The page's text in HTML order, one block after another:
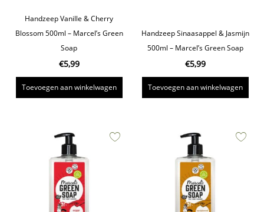
Handzeep Vanille & Cherry
Blossom 500ml – Marcel’s Green
Soap
€5,99
Toevoegen aan winkelwagen
Handzeep Sinaasappel & Jasmijn
500ml – Marcel’s Green Soap
€5,99
Toevoegen aan winkelwagen